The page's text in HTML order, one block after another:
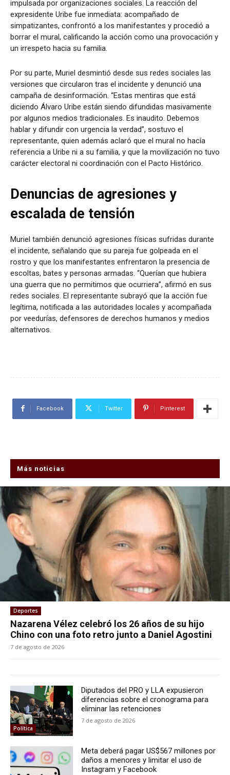
impulsada por organizaciones sociales. La reacción del
expresidente Uribe fue inmediata: acompañado de
simpatizantes, confrontó a los manifestantes y procedió a
borrar el mural, calificando la acción como una provocación y
un irrespeto hacia su familia.
Por su parte, Muriel desmintió desde sus redes sociales las
versiones que circularon tras el incidente y denunció una
campaña de desinformación. “Estas mentiras que está
diciendo Álvaro Uribe están siendo difundidas masivamente
por algunos medios tradicionales. Es inaudito. Debemos
hablar y difundir con urgencia la verdad”, sostuvo el
representante, quien además aclaró que el mural no hacía
referencia a Uribe ni a su familia, y que la movilización no tuvo
carácter electoral ni coordinación con el Pacto Histórico.
Denuncias de agresiones y
escalada de tensión
Muriel también denunció agresiones físicas sufridas durante
el incidente, señalando que su pareja fue golpeada en el
rostro y que los manifestantes enfrentaron la presencia de
escoltas, bates y personas armadas. “Querían que hubiera
una guerra que no permitimos que ocurriera”, afirmó en sus
redes sociales. El representante subrayó que la acción fue
legítima, notificada a las autoridades locales y acompañada
por veedurías, defensores de derechos humanos y medios
alternativos.
Facebook Twitter Pinterest
Más noticias
Deportes
Nazarena Vélez celebró los 26 años de su hijo
Chino con una foto retro junto a Daniel Agostini
7 de agosto de 2026
Política
Diputados del PRO y LLA expusieron
diferencias sobre el cronograma para
eliminar las retenciones
7 de agosto de 2026
Meta deberá pagar US$567 millones por
daños a menores y limitar el uso de
Instagram y Facebook